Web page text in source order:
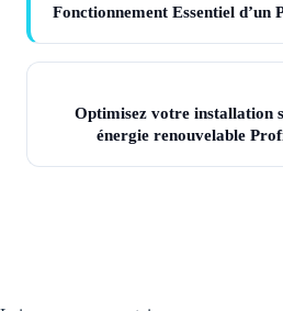
Fonctionnement Essentiel d’un
Optimisez votre installation
énergie renouvelable